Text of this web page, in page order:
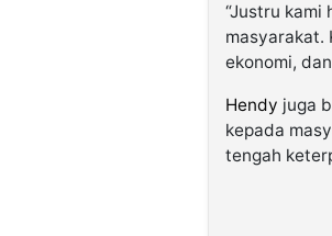
“Justru
masyarakat.
ekonomi,
Hendy juga
kepada
tengah